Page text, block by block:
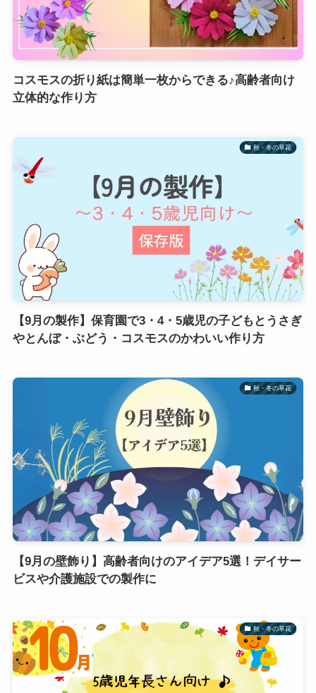
コスモスの折り紙は簡単一枚からできる♪高齢者向け
立体的な作り方
秋・冬の草花
【9月の製作】保育園で3・4・5歳児の子どもとうさぎ
やとんぼ・ぶどう・コスモスのかわいい作り方
秋・冬の草花
【9月の壁飾り】高齢者向けのアイデア5選！デイサー
ビスや介護施設での製作に
秋・冬の草花